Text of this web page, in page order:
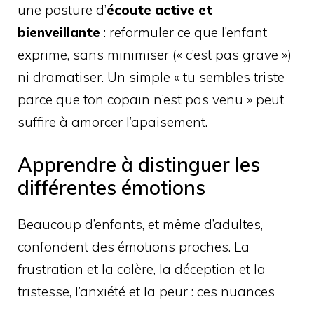
une posture d’écoute active et
bienveillante : reformuler ce que l’enfant
exprime, sans minimiser (« c’est pas grave »)
ni dramatiser. Un simple « tu sembles triste
parce que ton copain n’est pas venu » peut
suffire à amorcer l’apaisement.
Apprendre à distinguer les
différentes émotions
Beaucoup d’enfants, et même d’adultes,
confondent des émotions proches. La
frustration et la colère, la déception et la
tristesse, l’anxiété et la peur : ces nuances